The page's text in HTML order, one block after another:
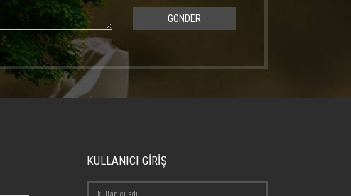
GÖNDER
KULLANICI GİRİŞ